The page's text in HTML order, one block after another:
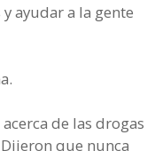
ayudar a la gente
de las drogas
que nunca